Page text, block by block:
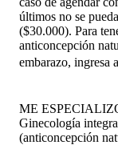
últimos no se
($30.000). Para
anticoncepción
embarazo, ingresa
ME
Ginecología
(anticoncepción